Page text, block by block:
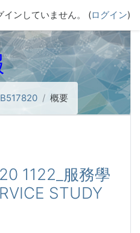
インしていません。 (ログイン)
概要
1122_服務學
STUDY